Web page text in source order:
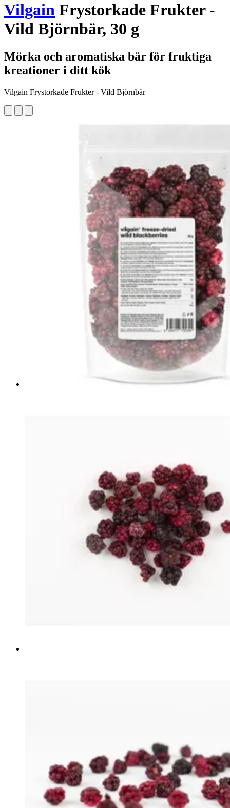
Vilgain Frystorkade Frukter -
Vild Björnbär, 30 g
Mörka och aromatiska bär för fruktiga
kreationer i ditt kök
Vilgain Frystorkade Frukter - Vild Björnbär